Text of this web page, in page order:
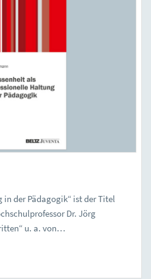
in der Pädagogik“ ist der Titel
Dr. Jörg
u. a. von…